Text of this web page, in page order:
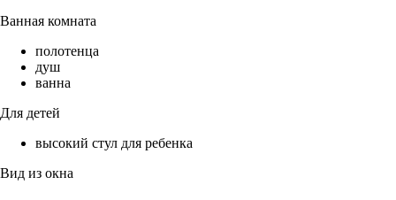
Ванная комната
полотенца
душ
ванна
Для детей
высокий стул для ребенка
Вид из окна